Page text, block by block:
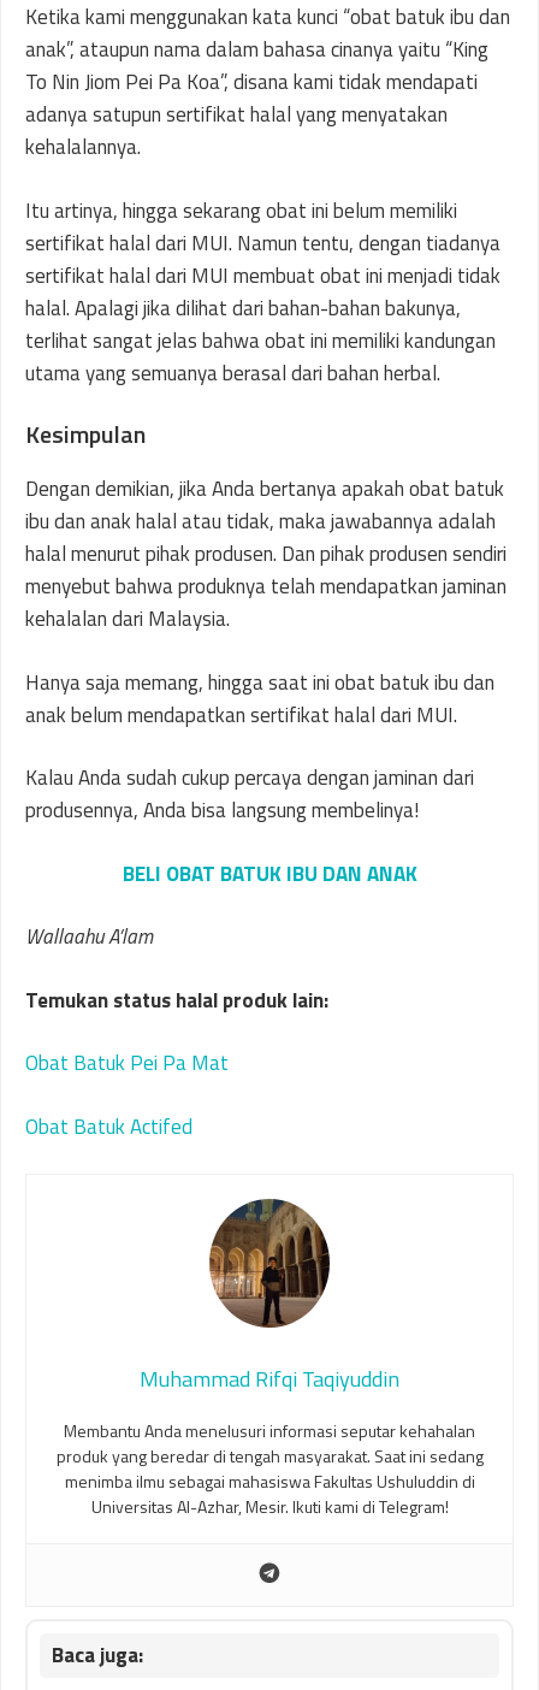
Ketika kami menggunakan kata kunci “obat batuk ibu dan
anak”, ataupun nama dalam bahasa cinanya yaitu “King
To Nin Jiom Pei Pa Koa”, disana kami tidak mendapati
adanya satupun sertifikat halal yang menyatakan
kehalalannya.
Itu artinya, hingga sekarang obat ini belum memiliki
sertifikat halal dari MUI. Namun tentu, dengan tiadanya
sertifikat halal dari MUI membuat obat ini menjadi tidak
halal. Apalagi jika dilihat dari bahan-bahan bakunya,
terlihat sangat jelas bahwa obat ini memiliki kandungan
utama yang semuanya berasal dari bahan herbal.
Kesimpulan
Dengan demikian, jika Anda bertanya apakah obat batuk
ibu dan anak halal atau tidak, maka jawabannya adalah
halal menurut pihak produsen. Dan pihak produsen sendiri
menyebut bahwa produknya telah mendapatkan jaminan
kehalalan dari Malaysia.
Hanya saja memang, hingga saat ini obat batuk ibu dan
anak belum mendapatkan sertifikat halal dari MUI.
Kalau Anda sudah cukup percaya dengan jaminan dari
produsennya, Anda bisa langsung membelinya!
BELI OBAT BATUK IBU DAN ANAK
Wallaahu A’lam
Temukan status halal produk lain:
Obat Batuk Pei Pa Mat
Obat Batuk Actifed
Muhammad Rifqi Taqiyuddin
Membantu Anda menelusuri informasi seputar kehahalan
produk yang beredar di tengah masyarakat. Saat ini sedang
menimba ilmu sebagai mahasiswa Fakultas Ushuluddin di
Universitas Al-Azhar, Mesir. Ikuti kami di Telegram!